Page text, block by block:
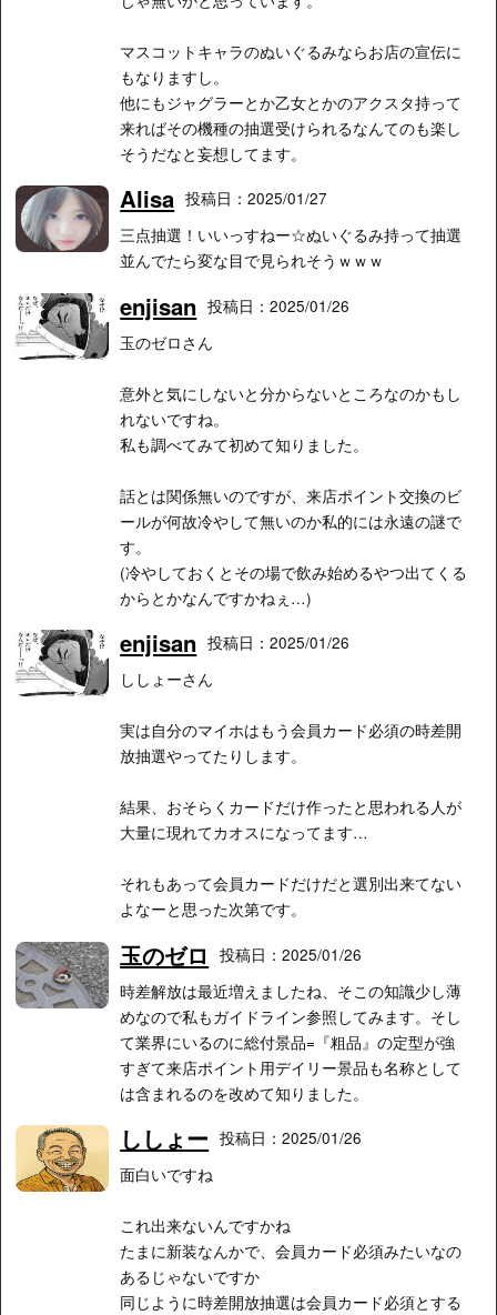
マスコットキャラのぬいぐるみならお店の宣伝に
もなりますし。
他にもジャグラーとか乙女とかのアクスタ持って
来ればその機種の抽選受けられるなんてのも楽し
そうだなと妄想してます。
Alisa 投稿日：2025/01/27
三点抽選！いいっすねー☆ぬいぐるみ持って抽選
並んでたら変な目で見られそうｗｗｗ
enjisan 投稿日：2025/01/26
玉のゼロさん
意外と気にしないと分からないところなのかもし
れないですね。
私も調べてみて初めて知りました。
話とは関係無いのですが、来店ポイント交換のビ
ールが何故冷やして無いのか私的には永遠の謎で
す。
(冷やしておくとその場で飲み始めるやつ出てくる
からとかなんですかねぇ…)
enjisan 投稿日：2025/01/26
ししょーさん
実は自分のマイホはもう会員カード必須の時差開
放抽選やってたりします。
結果、おそらくカードだけ作ったと思われる人が
大量に現れてカオスになってます…
それもあって会員カードだけだと選別出来てない
よなーと思った次第です。
玉のゼロ
投稿日：2025/01/26
時差解放は最近増えましたね、そこの知識少し薄
めなので私もガイドライン参照してみます。そし
て業界にいるのに総付景品=『粗品』の定型が強
すぎて来店ポイント用デイリー景品も名称として
は含まれるのを改めて知りました。
ししょー 投稿日：2025/01/26
面白いですね
これ出来ないんですかね
たまに新装なんかで、会員カード必須みたいなの
あるじゃないですか
同じように時差開放抽選は会員カード必須とする